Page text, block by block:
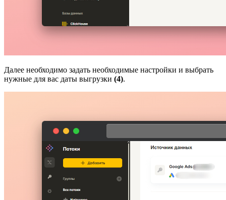
Далее необходимо задать необходимые настройки и выбрать
нужные для вас даты выгрузки (4).